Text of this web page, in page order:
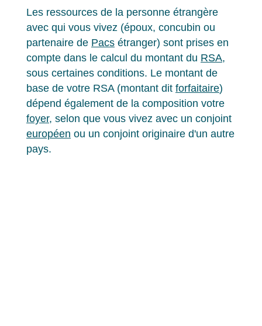
Les ressources de la personne étrangère
avec qui vous vivez (époux, concubin ou
partenaire de Pacs étranger) sont prises en
compte dans le calcul du montant du RSA,
sous certaines conditions. Le montant de
base de votre RSA (montant dit forfaitaire)
dépend également de la composition votre
foyer, selon que vous vivez avec un conjoint
européen ou un conjoint originaire d'un autre
pays.